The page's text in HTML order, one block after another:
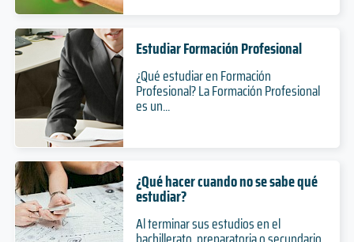
Estudiar Formación Profesional
¿Qué estudiar en Formación
Profesional? La Formación Profesional
es un...
¿Qué hacer cuando no se sabe qué
estudiar?
Al terminar sus estudios en el